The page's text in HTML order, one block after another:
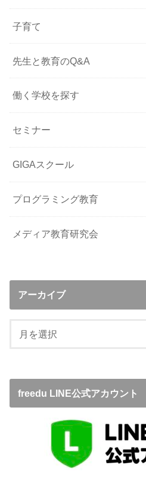
子育て
先生と教育のQ&A
働く学校を探す
セミナー
GIGAスクール
プログラミング教育
メディア教育研究会
アーカイブ
freedu LINE公式アカウント